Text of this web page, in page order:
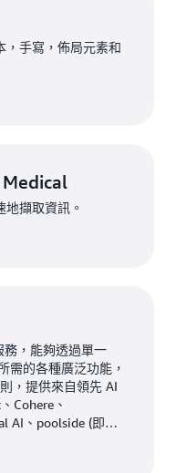
。「客戶打電話到我們
型會立即將資訊送到我
個流程的速度和品質
服務來協助打造順
室通過傳真發送的處
從幾乎任何文件中自動
解決方案來構建處方
Medical
處理服務，該服務使
結構化醫療文本中提
，手寫，佈局元素和
擷取資訊。
，能夠透過單一
需的各種廣泛功能，
，提供來自領先 AI
Cohere、
AI、poolside (即將
選擇。